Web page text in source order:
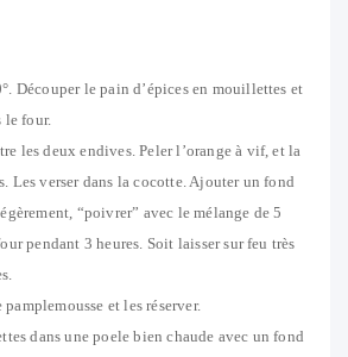
Découper le pain d’épices en mouillettes et
le four.
les deux endives. Peler l’orange à vif, et la
Les verser dans la cocotte. Ajouter un fond
“poivrer” avec le mélange de 5
pendant 3 heures. Soit laisser sur feu très
et les réserver.
dans une poele bien chaude avec un fond